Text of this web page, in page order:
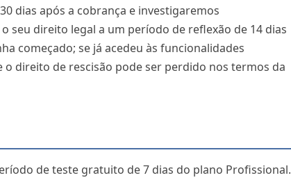
dias após a cobrança e investigaremos
seu direito legal a um período de reflexão de 14 dias
começado; se já acedeu às funcionalidades
direito de rescisão pode ser perdido nos termos da
de teste gratuito de 7 dias do plano Profissional.